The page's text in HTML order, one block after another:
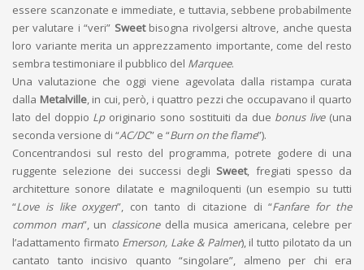
essere scanzonate e immediate, e tuttavia, sebbene probabilmente
per valutare i “veri” Sweetbisogna rivolgersi altrove, anche questa
loro variante merita un apprezzamento importante, come del resto
sembra testimoniare il pubblico del Marquee.
Una valutazione che oggi viene agevolata dalla ristampa curata
dalla Metalville, in cui, però, i quattro pezzi che occupavano il quarto
lato del doppio Lporiginario sono sostituiti da due bonus live(una
seconda versione di “AC/DC” e “Burn on the flame”).
Concentrandosi sul resto del programma, potrete godere di una
ruggente selezione dei successi degli Sweet, fregiati spesso da
architetture sonore dilatate e magniloquenti (un esempio su tutti
“Love is like oxygen”, con tanto di citazione di “Fanfare for the
common man”, un classiconedella musica americana, celebre per
l’adattamento firmato Emerson, Lake & Palmer), il tutto pilotato da un
cantato tanto incisivo quanto “singolare”, almeno per chi era